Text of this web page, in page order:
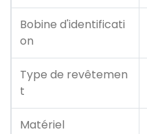
Bobine d'identificati
on
Type de revêtemen
t
Matériel